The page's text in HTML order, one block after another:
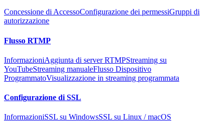
Concessione di AccessoConfigurazione dei permessiGruppi di
autorizzazione
Flusso RTMP
InformazioniAggiunta di server RTMPStreaming su
YouTubeStreaming manualeFlusso Dispositivo
ProgrammatoVisualizzazione in streaming programmata
Configurazione di SSL
InformazioniSSL su WindowsSSL su Linux / macOS